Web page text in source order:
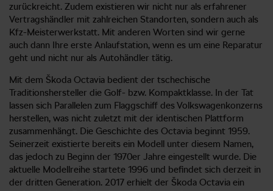
zurückreicht. Zudem existieren wir nicht nur als erfahrener
Vertragshändler mit zahlreichen Standorten, sondern auch als
Kfz-Meisterwerkstatt. Mit anderen Worten sind wir gerne
auch dann Ihre erste Anlaufstation, wenn es um eine Reparatur
geht und nicht nur als Autohändler tätig.
Mit dem Škoda Octavia bedient der tschechische
Traditionshersteller die Golf- bzw. Kompaktklasse. In der Tat
lassen sich Parallelen zum Flaggschiff des Volkswagenkonzerns
herstellen, was nicht zuletzt mit der identischen Plattform
zusammenhängt. Die Geschichte des Octavia beginnt 1959.
Seinerzeit existierte bereits ein Modell unter diesem Namen,
das jedoch zu Beginn der 1970er Jahre eingestellt wurde. Die
aktuelle Modellreihe startete 1996 und befindet sich derzeit in
der dritten Generation. 2017 erhielt der Škoda Octavia ein